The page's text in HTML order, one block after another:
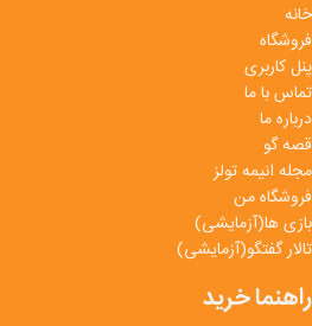
خانه
فروشگاه
پنل کاربری
تماس با ما
درباره ما
قصه گو
مجله انیمه تولز
فروشگاه من
بازی ها(آزمایشی)
تالار گفتگو(آزمایشی)
راهنما خرید